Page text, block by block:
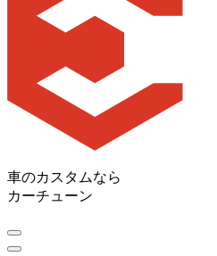
車のカスタムなら
カーチューン